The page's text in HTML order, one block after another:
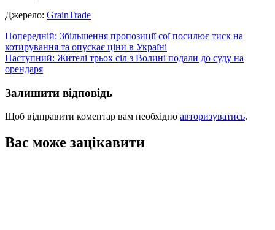
Джерело: GrainTrade
Навігація
записів
Попередній: Збільшення пропозиції сої посилює тиск на
котирування та опускає ціни в Україні
Наступний: Жителі трьох сіл з Волині подали до суду на
орендаря
Залишити відповідь
Щоб відправити коментар вам необхідно авторизуватись.
Вас може зацікавити